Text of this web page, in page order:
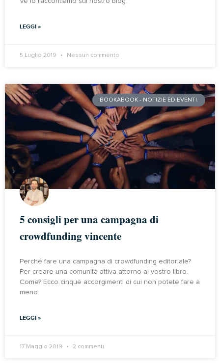
LEGGI »
5 Luglio 2019 Nessun commento
BOOKABOOK - NOTIZIE ED EVENTI.
5 consigli per una campagna di
crowdfunding vincente
Perché fare una campagna di crowdfunding editoriale?
Per creare una comunità attiva attorno al vostro libro.
Come? Ecco cinque accorgimenti di cui non potete fare a
meno.
LEGGI »
17 Maggio 2019 2 commenti